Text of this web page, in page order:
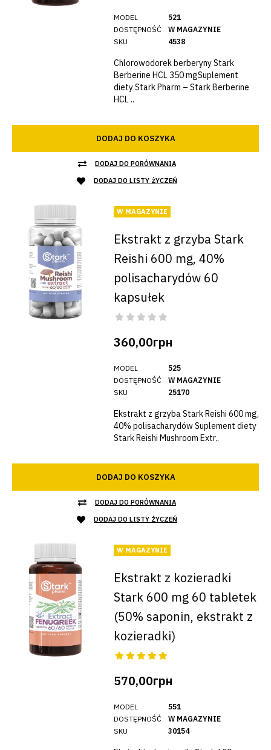
MODEL
DOSTĘPNOŚĆ
SKU
521
W MAGAZYNIE
4538
Chlorowodorek berberyny Stark
Berberine HCL 350 mgSuplement
diety Stark Pharm – Stark Berberine
HCL ..
DODAJ DO KOSZYKA
DODAJ DO PORÓWNANIA
DODAJ DO LISTY ŻYCZEŃ
W MAGAZYNIE
Ekstrakt z grzyba Stark
Reishi 600 mg, 40%
polisacharydów 60
kapsułek
360,00грн
MODEL
DOSTĘPNOŚĆ
SKU
525
W MAGAZYNIE
25170
Ekstrakt z grzyba Stark Reishi 600 mg,
40% polisacharydów Suplement diety
Stark Reishi Mushroom Extr..
DODAJ DO KOSZYKA
DODAJ DO PORÓWNANIA
DODAJ DO LISTY ŻYCZEŃ
W MAGAZYNIE
Ekstrakt z kozieradki
Stark 600 mg 60 tabletek
(50% saponin, ekstrakt z
kozieradki)
570,00грн
MODEL
DOSTĘPNOŚĆ
SKU
551
W MAGAZYNIE
30154